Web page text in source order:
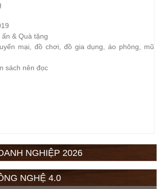
& Quà tặng
mại, đồ chơi, đồ gia dụng, áo phông, mũ
sách nên đọc
NGHIỆP 2026
NGHỆ 4.0